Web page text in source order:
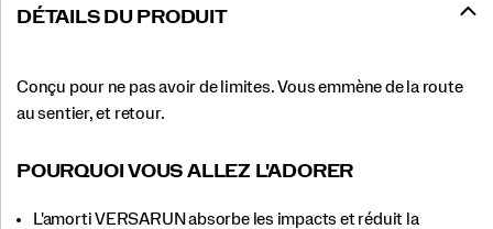
DÉTAILS DU PRODUIT
Conçu pour ne pas avoir de limites. Vous emmène de la route
au sentier, et retour.
POURQUOI VOUS ALLEZ L'ADORER
L'amorti VERSARUN absorbe les impacts et réduit la